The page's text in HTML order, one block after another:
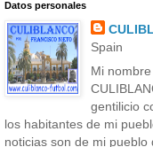
Datos personales
Spain
Mi
gentilicio
los habitantes de mi
noticias son de mi pueblo